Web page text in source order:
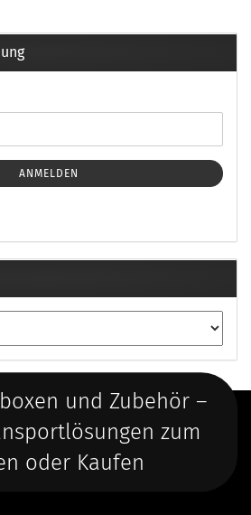
ANMELDEN
und Zubehör –
zum
oder Kaufen